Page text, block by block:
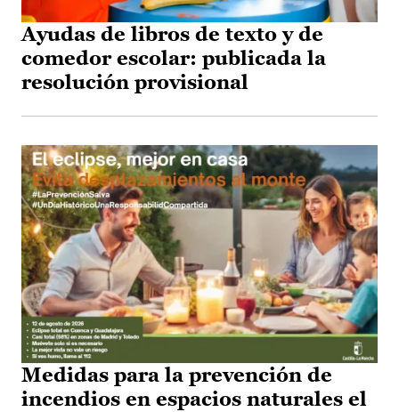
Ayudas de libros de texto y de
comedor escolar: publicada la
resolución provisional
Medidas para la prevención de
incendios en espacios naturales el